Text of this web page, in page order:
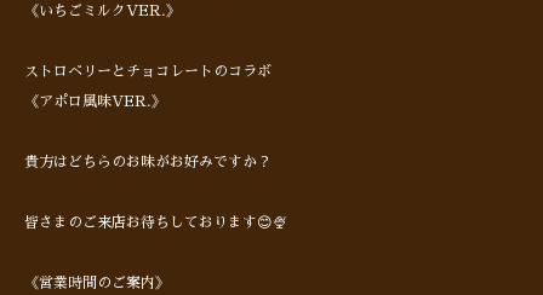
《いちごミルクVER.》
ストロベリーとチョコレートのコラボ
《アポロ風味VER.》
貴方はどちらのお味がお好みですか？
皆さまのご来店お待ちしております😊🍨
《営業時間のご案内》